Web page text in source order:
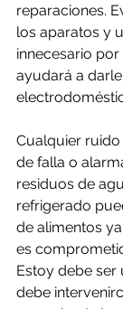
reparaciones.
los aparatos y
innecesario
ayudará a
Cualquier
de falla o
residuos de
refrigerado
de alimentos
es
Estoy debe ser
debe